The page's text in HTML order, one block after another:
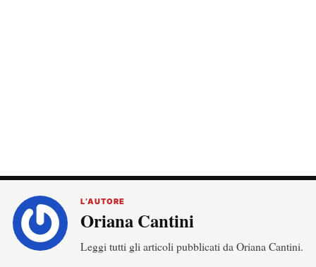
L’AUTORE
Oriana Cantini
Leggi tutti gli articoli pubblicati da Oriana Cantini.